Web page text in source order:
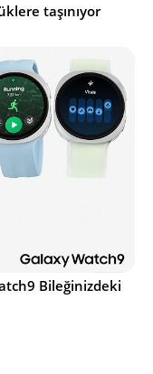
taşınıyor
Bileğinizdeki